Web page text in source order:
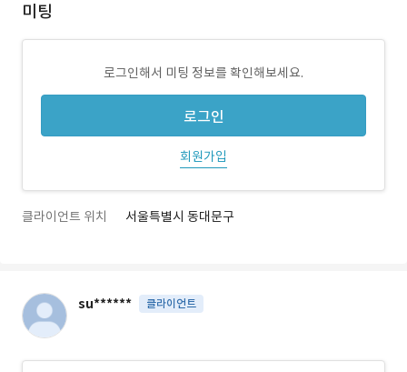
미팅
로그인해서 미팅 정보를 확인해보세요.
로그인
회원가입
클라이언트 위치 서울특별시 동대문구
su****** 클라이언트